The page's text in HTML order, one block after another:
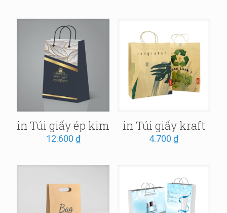
in Túi giấy ép kim
12.600 ₫
in Túi giấy kraft
4.700₫